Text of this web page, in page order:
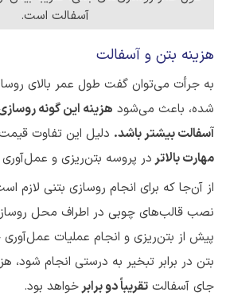
آسفالت است.
هزینه بتن و آسفالت
به جرأت می‌توان گفت طول عمر بالای
شده، باعث می‌شود هزینه این گونه
آسفالت بیشتر باشد. دلیل این تفاوت
مهارت بالاتر در پروسه بتن‌ریزی و
از آن‌جا که برای انجام روسازی بتنی لازم
نصب قالب‌های چوبی در اطراف محل
پیش از بتن‌ریزی و انجام عملیات
بتن در برابر تبخیر به درستی انجام شود،
جای آسفالت تقریباً دو برابر خواهد بود.